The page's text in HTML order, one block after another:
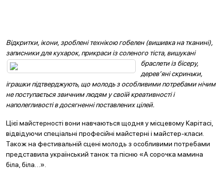
Відкритки, ікони, зроблені технікою гобелен (вишивка на тканині),
записники для кухарок, прикраси із соленого тіста, вишукані
браслети із бісеру,
дерев’яні скриньки,
іграшки підтверджують, що молодь з особливими потребами нічим
не поступається звичним людям у своїй креативності і
наполегливості в досягненні поставлених цілей.
Цієї майстерності вони навчаються щодня у місцевому Карітасі,
відвідуючи спеціальні професійні майстерні і майстер-класи.
Також на фестивальній сцені молодь з особливими потребами
представила український танок та пісню «А сорочка мамина
біла, біла…».